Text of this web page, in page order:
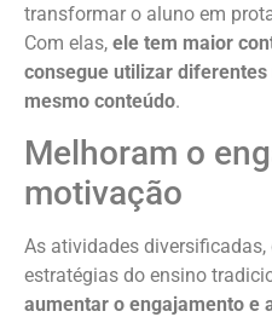
transformar o aluno em
Com elas, ele tem maior
consegue utilizar
mesmo conteúdo.
Melhoram o
motivação
As atividades
estratégias do ensino
aumentar o engajamento e